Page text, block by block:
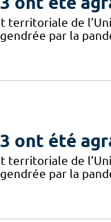
territoriale de
par la
ont été
territoriale de
par la